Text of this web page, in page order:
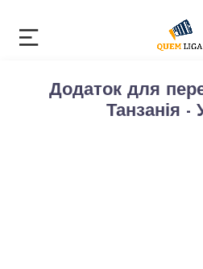
Додаток для
Танзанія -